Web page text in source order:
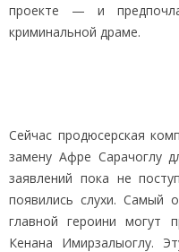
проекте — и
криминальной драме.
Сейчас продюсерская
замену Афре Сарачоглу
заявлений пока не
появились слухи. Самый
главной героини могут
Кенана Имирзалыоглу.